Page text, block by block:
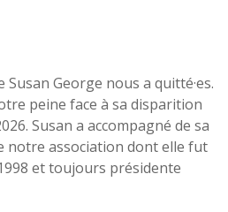
George nous a quitté·es.
peine face à sa disparition
Susan a accompagné de sa
notre association dont elle fut
et toujours présidente